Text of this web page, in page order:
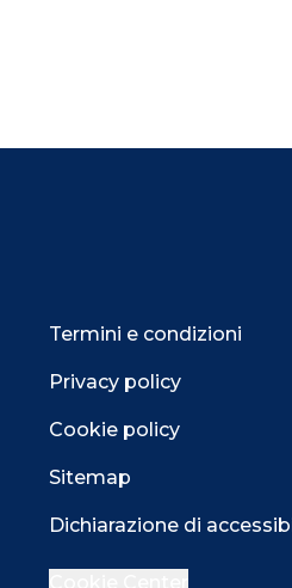
Termini e condizioni
Privacy policy
Cookie policy
Sitemap
Dichiarazione di